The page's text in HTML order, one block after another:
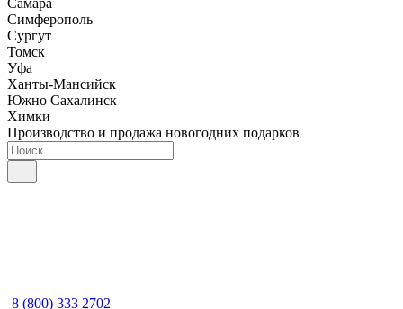
Самара
Симферополь
Сургут
Томск
Уфа
Ханты-Мансийск
Южно Сахалинск
Химки
Производство и продажа новогодних подарков
8 (800) 333 2702